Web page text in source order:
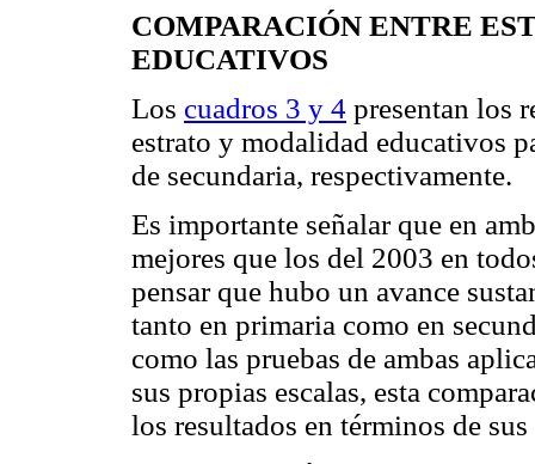
COMPARACIÓN ENTRE
EDUCATIVOS
Los cuadros 3 y 4 presentan los
estrato y modalidad educativos
de secundaria, respectivamente.
Es importante señalar que en
mejores que los del 2003 en
pensar que hubo un avance
tanto en primaria como en
como las pruebas de ambas
sus propias escalas, esta
los resultados en términos de